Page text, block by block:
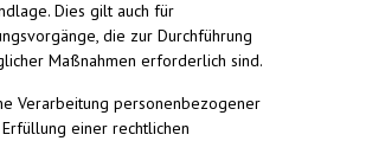
Dies gilt auch für
die zur Durchführung
Maßnahmen erforderlich sind.
Verarbeitung personenbezogener
einer rechtlichen